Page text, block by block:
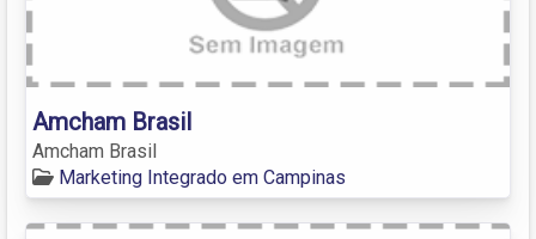
Amcham Brasil
Amcham Brasil
Marketing Integrado em Campinas